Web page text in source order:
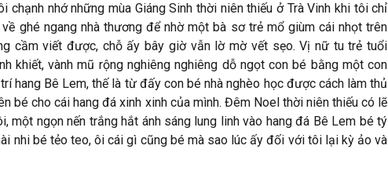
chạnh nhớ những mùa Giáng Sinh thời niên thiếu ở Trà Vinh khi tôi chỉ
ghé ngang nhà thương để nhờ một bà sơ trẻ mổ giùm cái nhọt trên
cầm viết được, chỗ ấy bây giờ vẫn lờ mờ vết sẹo. Vị nữ tu trẻ tuổi
khiết, vành mũ rộng nghiêng nghiêng dỗ ngọt con bé bằng một con
hang Bê Lem, thế là từ đấy con bé nhà nghèo học được cách làm thủ
bé cho cái hang đá xinh xinh của mình. Đêm Noel thời niên thiếu có lẽ
một ngọn nến trắng hắt ánh sáng lung linh vào hang đá Bê Lem bé tý
nhi bé tẻo teo, ôi cái gì cũng bé mà sao lúc ấy đối với tôi lại kỳ ảo và